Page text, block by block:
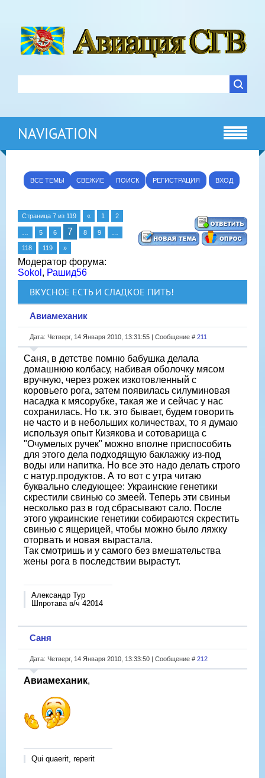
NAVIGATION
ВСЕ ТЕМЫ СВЕЖИЕ ПОИСК РЕГИСТРАЦИЯ ВХОД
Страница 7 из 119 « 1 2
5 6 7 8 9
118 119 »
Модератор форума:
Sokol , Рашид56
ВКУСНОЕ ЕСТЬ И СЛАДКОЕ ПИТЬ!
Авиамеханик
Дата: Четверг, 14 Января 2010, 13:31:55 | Сообщение # 211
Саня, в детстве помню бабушка делала
домашнюю колбасу, набивая оболочку мясом
вручную, через рожек изкотовленный с
коровьего рога, затем появилась силуминовая
насадка к мясорубке, такая же и сейчас у нас
сохранилась. Но т.к. это бывает, будем говорить
не часто и в небольших количествах, то я думаю
используя опыт Кизякова и сотоварища с
"Очумелых ручек" можно вполне приспособить
для этого дела подходящую баклажку из-под
воды или напитка. Но все это надо делать строго
с натур.продуктов. А то вот с утра читаю
буквально следующее: Украинские генетики
скрестили свинью со змеей. Теперь эти свиньи
несколько раз в год сбрасывают сало. После
этого украинские генетики собираются скрестить
свинью с ящерицей, чтобы можно было ляжку
оторвать и новая вырастала.
Так смотришь и у самого без вмешательства
жены рога в последствии вырастут.
Александр Тур
Шпротава в/ч 42014
Саня
Дата: Четверг, 14 Января 2010, 13:33:50 | Сообщение # 212
Авиамеханик,
Qui quaerit, reperit